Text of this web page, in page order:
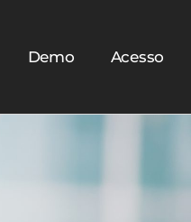
Demo Acesso